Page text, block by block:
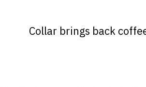
Collar brings back